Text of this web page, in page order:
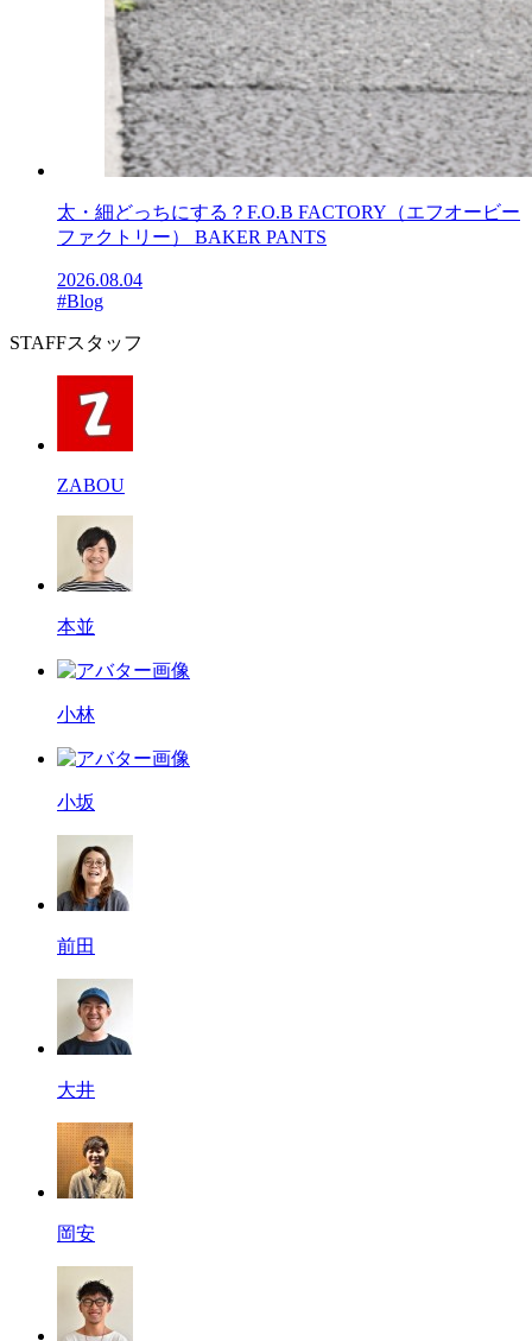
太・細どっちにする？F.O.B FACTORY（エフオービー
ファクトリー） BAKER PANTS
2026.08.04
#Blog
STAFFスタッフ
ZABOU
本並
小林
小坂
前田
大井
岡安